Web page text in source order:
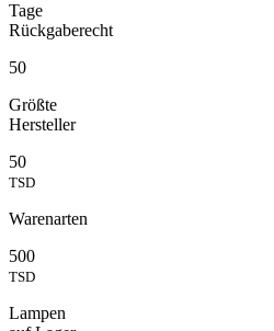
Tage
Rückgaberecht
50
Größte
Hersteller
50
TSD
Warenarten
500
TSD
Lampen